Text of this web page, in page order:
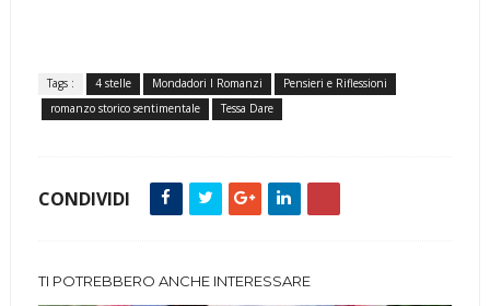
Tags : 4 stelle Mondadori I Romanzi
Pensieri e Riflessioni
romanzo storico sentimentale
Tessa Dare
CONDIVIDI
TI POTREBBERO ANCHE INTERESSARE